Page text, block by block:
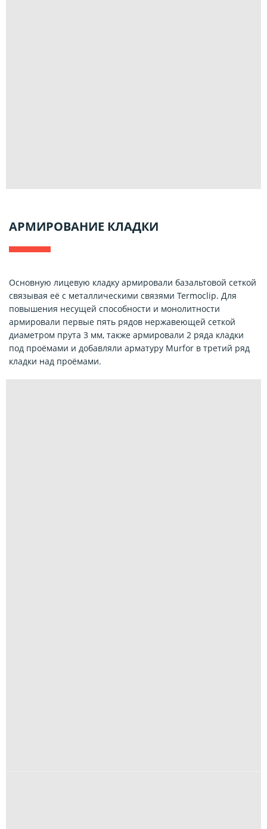
АРМИРОВАНИЕ КЛАДКИ
Основную лицевую кладку армировали базальтовой сеткой
связывая её с металлическими связями Termoclip. Для
повышения несущей способности и монолитности
армировали первые пять рядов нержавеющей сеткой
диаметром прута 3 мм, также армировали 2 ряда кладки
под проёмами и добавляли арматуру Murfor в третий ряд
кладки над проёмами.